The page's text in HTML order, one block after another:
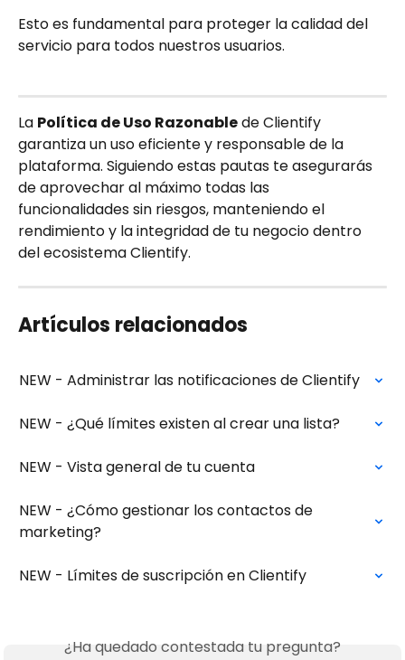
Esto es fundamental para proteger la calidad del
servicio para todos nuestros usuarios.
La Política de Uso Razonable de Clientify
garantiza un uso eficiente y responsable de la
plataforma. Siguiendo estas pautas te asegurarás
de aprovechar al máximo todas las
funcionalidades sin riesgos, manteniendo el
rendimiento y la integridad de tu negocio dentro
del ecosistema Clientify.
Artículos relacionados
NEW - Administrar las notificaciones de Clientify
NEW - ¿Qué límites existen al crear una lista?
NEW - Vista general de tu cuenta
NEW - ¿Cómo gestionar los contactos de
marketing?
NEW - Límites de suscripción en Clientify
¿Ha quedado contestada tu pregunta?